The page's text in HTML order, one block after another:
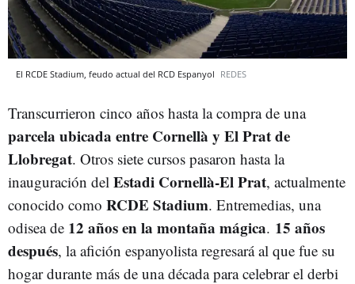
El RCDE Stadium, feudo actual del RCD Espanyol REDES
Transcurrieron cinco años hasta la compra de una
parcela ubicada entre Cornellà y El Prat de
Llobregat. Otros siete cursos pasaron hasta la
inauguración del Estadi Cornellà-El Prat, actualmente
conocido como RCDE Stadium. Entremedias, una
odisea de 12 años en la montaña mágica. 15 años
después, la afición espanyolista regresará al que fue su
hogar durante más de una década para celebrar el derbi